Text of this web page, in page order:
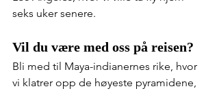
seks uker senere.
Vil du være med oss på reisen?
Bli med til Maya-indianernes rike, hvor
vi klatrer opp de høyeste pyramidene,